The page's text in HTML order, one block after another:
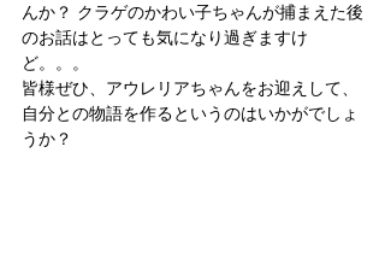
んか？ クラゲのかわい子ちゃんが捕まえた後
のお話はとっても気になり過ぎますけ
ど。。。
皆様ぜひ、アウレリアちゃんをお迎えして、
自分との物語を作るというのはいかがでしょ
うか？